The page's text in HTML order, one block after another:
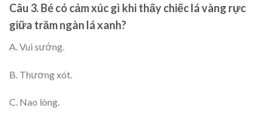
Câu 3.Bé có cảm xúc gì khi thấy chiếc lá vàng rực
giữa trăm ngàn lá xanh?
A. Vui sướng.
B. Thương xót.
C. Nao lòng.